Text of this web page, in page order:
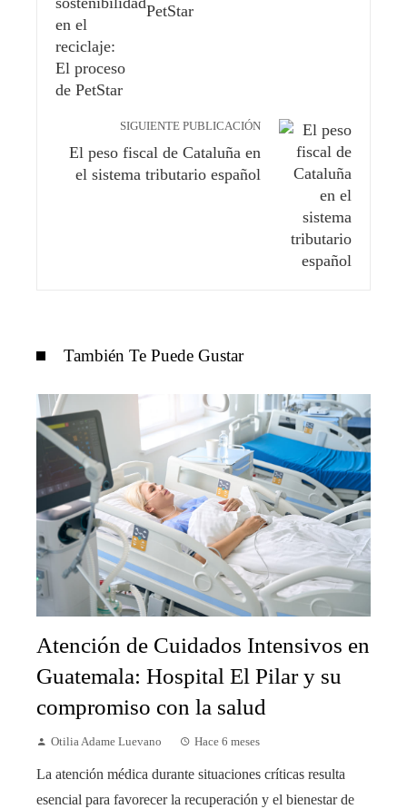
PetStar
SIGUIENTE PUBLICACIÓN
El peso fiscal de Cataluña en
el sistema tributario español
También Te Puede Gustar
Atención de Cuidados Intensivos en
Guatemala: Hospital El Pilar y su
compromiso con la salud
Otilia Adame Luevano Hace 6 meses
La atención médica durante situaciones críticas resulta
esencial para favorecer la recuperación y el bienestar de